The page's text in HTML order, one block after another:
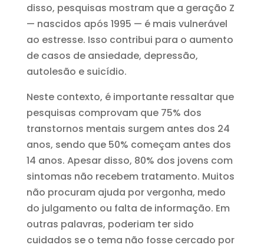
disso, pesquisas mostram que a geração Z
— nascidos após 1995 — é mais vulnerável
ao estresse. Isso contribui para o aumento
de casos de ansiedade, depressão,
autolesão e suicídio.
Neste contexto, é importante ressaltar que
pesquisas comprovam que 75% dos
transtornos mentais surgem antes dos 24
anos, sendo que 50% começam antes dos
14 anos. Apesar disso, 80% dos jovens com
sintomas não recebem tratamento. Muitos
não procuram ajuda por vergonha, medo
do julgamento ou falta de informação. Em
outras palavras, poderiam ter sido
cuidados se o tema não fosse cercado por